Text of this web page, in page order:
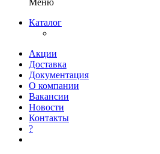
Меню
Каталог
Акции
Доставка
Документация
О компании
Вакансии
Новости
Контакты
?